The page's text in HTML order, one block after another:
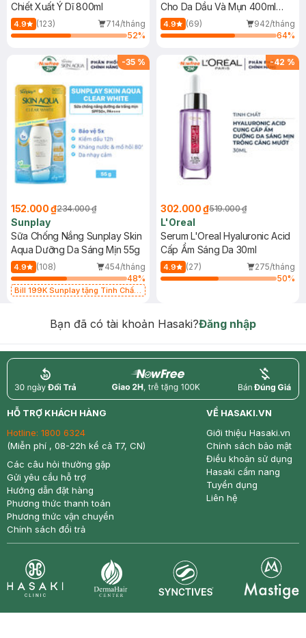
Chiết Xuất Ý Dĩ 800ml
4.9 (123)
714/tháng
52%
Cho Da Dầu Và Mụn 400ml
(Mới)
4.9 (69)
942/tháng
64%
-35 %
152.000 ₫234.000 ₫
Sunplay
Sữa Chống Nắng Sunplay Skin
Aqua Dưỡng Da Sáng Mịn 55g
4.9 (108)
454/tháng
48%
Bill 199K Sunplay tặng Tinh Chất
-42 %
302.000 ₫519.000 ₫
L'Oreal
Serum L'Oreal Hyaluronic Acid
Cấp Ẩm Sáng Da 30ml
4.9 (27)
275/tháng
50%
Bạn đã có tài khoản Hasaki?Đăng nhập
return nowfree price
HỖ TRỢ KHÁCH HÀNG
Hotline: 1800 6324
(Miễn phí , 08-22h kể cả T7, CN)
Các câu hỏi thường gặp
Gửi yêu cầu hỗ trợ
Hướng dẫn đặt hàng
Phương thức thanh toán
Phương thức vận chuyển
Chính sách đổi trả
VỀ HASAKI.VN
Giới thiệu Hasaki.vn
Chính sách bảo mật
Điều khoản sử dụng
Hasaki cẩm nang
Tuyển dụng
Liên hệ